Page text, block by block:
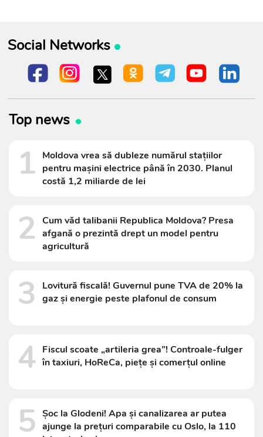
Social Networks
Top news
1 Moldova vrea să dubleze numărul stațiilor
pentru mașini electrice până în 2030. Planul
costă 1,2 miliarde de lei
2 Cum văd talibanii Republica Moldova? Presa
afgană o prezintă drept un model pentru
agricultură
3
Lovitură fiscală! Guvernul pune TVA de 20% la
gaz și energie peste plafonul de consum
4 Fiscul scoate „artileria grea”! Controale-fulger
în taxiuri, HoReCa, piețe și comerțul online
5 Șoc la Glodeni! Apa și canalizarea ar putea
ajunge la prețuri comparabile cu Oslo, la 110